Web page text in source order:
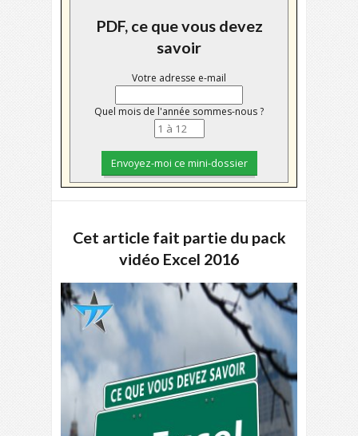
PDF, ce que vous devez
savoir
Votre adresse e-mail
Quel mois de l'année sommes-nous ?
Cet article fait partie du pack
vidéo Excel 2016